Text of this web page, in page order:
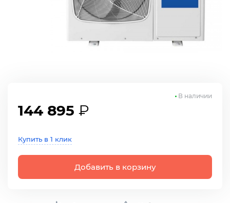
144 895 ₽
Купить в 1 клик
Добавить в корзину
В наличии